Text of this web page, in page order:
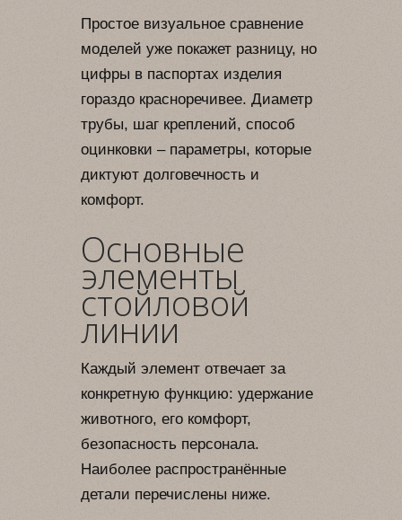
Простое визуальное сравнение
моделей уже покажет разницу, но
цифры в паспортах изделия
гораздо красноречивее. Диаметр
трубы, шаг креплений, способ
оцинковки – параметры, которые
диктуют долговечность и
комфорт.
Основные
элементы
стойловой
линии
Каждый элемент отвечает за
конкретную функцию: удержание
животного, его комфорт,
безопасность персонала.
Наиболее распространённые
детали перечислены ниже.